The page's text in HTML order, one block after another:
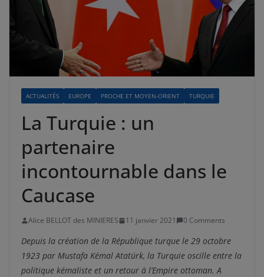
ACTUALITÉS EUROPE PROCHE ET MOYEN-ORIENT TURQUIE
La Turquie : un
partenaire
incontournable dans le
Caucase
Alice BELLOT des MINIERES 11 janvier 2021 0 Comments
Depuis la création de la République turque le 29 octobre
1923 par Mustafa Kémal Atatürk, la Turquie oscille entre la
politique kémaliste et un retour à l’Empire ottoman. A